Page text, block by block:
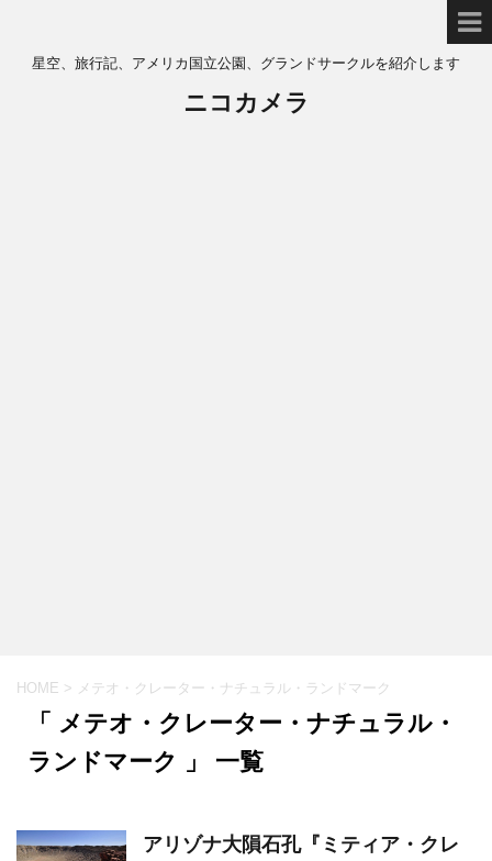
星空、旅行記、アメリカ国立公園、グランドサークルを紹介します
ニコカメラ
HOME > メテオ・クレーター・ナチュラル・ランドマーク
「 メテオ・クレーター・ナチュラル・
ランドマーク 」 一覧
アリゾナ大隕石孔『ミティア・クレ